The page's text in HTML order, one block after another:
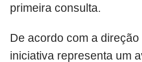
primeira consulta.
De acordo com a
iniciativa representa um